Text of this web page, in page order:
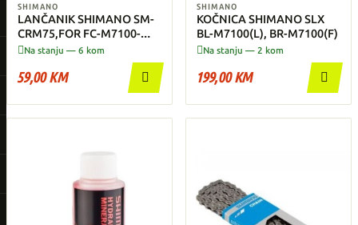
SHIMANO
LANČANIK SHIMANO SM-
CRM75,FOR FC-M7100-
1,M7130-1, 34T
Na stanju — 6 kom
59,00 KM 
SHIMANO
KOČNICA SHIMANO SLX
BL-M7100(L), BR-M7100(F)
Na stanju — 2 kom
199,00 KM 